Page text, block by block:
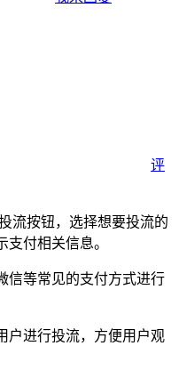
评
流按钮，选择想要投流的
付相关信息。
信等常见的支付方式进行
户进行投流，方便用户观